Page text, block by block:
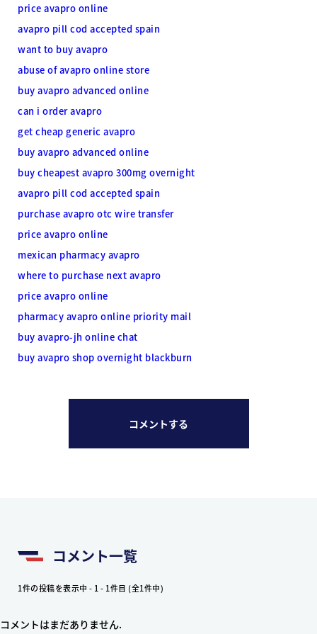
price avapro online
avapro pill cod accepted spain
want to buy avapro
abuse of avapro online store
buy avapro advanced online
can i order avapro
get cheap generic avapro
buy avapro advanced online
buy cheapest avapro 300mg overnight
avapro pill cod accepted spain
purchase avapro otc wire transfer
price avapro online
mexican pharmacy avapro
where to purchase next avapro
price avapro online
pharmacy avapro online priority mail
buy avapro-jh online chat
buy avapro shop overnight blackburn
コメントする
コメント一覧
1件の投稿を表示中 - 1 - 1件目 (全1件中)
コメントはまだありません.